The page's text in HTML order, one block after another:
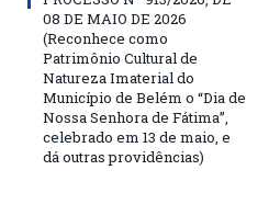
08 DE MAIO DE 2026
(Reconhece como
Patrimônio Cultural de
Natureza Imaterial do
Município de Belém o “Dia de
Nossa Senhora de Fátima”,
celebrado em 13 de maio, e
dá outras providências)